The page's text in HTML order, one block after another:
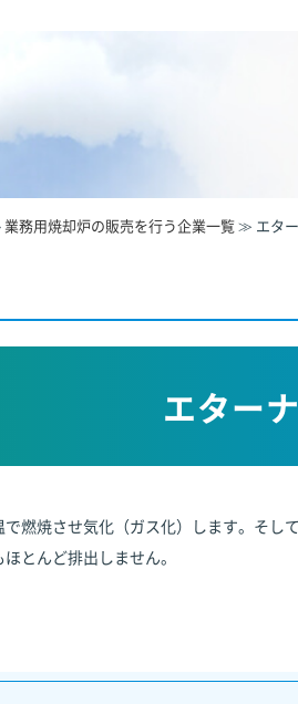
業務用焼却炉の販売を行う企業一覧≫ エタ
エター
燃焼させ気化（ガス化）します。そ
とんど排出しません。